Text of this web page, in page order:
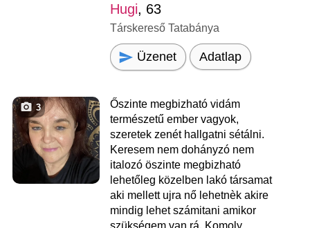
Hugi, 63
Társkereső Tatabánya
Üzenet Adatlap
3
Őszinte megbizható vidám
természetű ember vagyok,
szeretek zenét hallgatni sétálni.
Keresem nem dohányzó nem
italozó öszinte megbizható
lehetőleg közelben lakó társamat
aki mellett ujra nő lehetnèk akire
mindig lehet számitani amikor
szükségem van rá. Komoly